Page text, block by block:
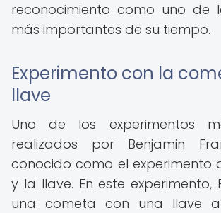
reconocimiento como uno de
más importantes de su tiempo.
Experimento con la
llave
Uno de los experimentos
realizados por Benjamin
conocido como el experimento
y la llave. En este experimento,
una cometa con una llave